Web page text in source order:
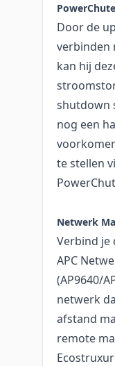
PowerChute
Door de
verbinden
kan hij
shutdown
nog een
te stellen
Netwerk
Verbind je
APC
(AP9640/
netwerk
afstand
remote